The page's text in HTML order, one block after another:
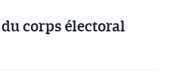
corps électoral